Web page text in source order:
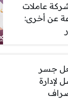
شركة عاملات
عن أخرى:
جسر
لإدارة